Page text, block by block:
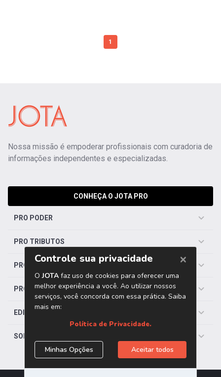
1
Nossa missão é empoderar profissionais com curadoria de
informações independentes e especializadas.
CONHEÇA O JOTA PRO
PRO PODER
PRO TRIBUTOS
PRO TRABALHISTA
PRO SAÚDE
EDITORIAS
SOBRE O JOTA